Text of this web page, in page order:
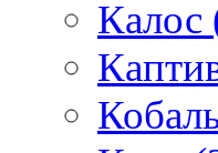
Калос